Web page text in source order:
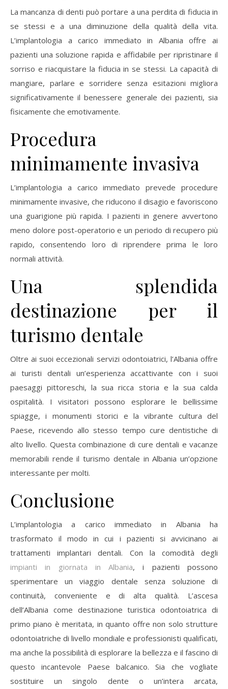
La mancanza di denti può portare a una perdita di fiducia in
se stessi e a una diminuzione della qualità della vita.
L’implantologia a carico immediato in Albania offre ai
pazienti una soluzione rapida e affidabile per ripristinare il
sorriso e riacquistare la fiducia in se stessi. La capacità di
mangiare, parlare e sorridere senza esitazioni migliora
significativamente il benessere generale dei pazienti, sia
fisicamente che emotivamente.
Procedura
minimamente invasiva
L’implantologia a carico immediato prevede procedure
minimamente invasive, che riducono il disagio e favoriscono
una guarigione più rapida. I pazienti in genere avvertono
meno dolore post-operatorio e un periodo di recupero più
rapido, consentendo loro di riprendere prima le loro
normali attività.
Una splendida
destinazione per il
turismo dentale
Oltre ai suoi eccezionali servizi odontoiatrici, l’Albania offre
ai turisti dentali un’esperienza accattivante con i suoi
paesaggi pittoreschi, la sua ricca storia e la sua calda
ospitalità. I visitatori possono esplorare le bellissime
spiagge, i monumenti storici e la vibrante cultura del
Paese, ricevendo allo stesso tempo cure dentistiche di
alto livello. Questa combinazione di cure dentali e vacanze
memorabili rende il turismo dentale in Albania un’opzione
interessante per molti.
Conclusione
L’implantologia a carico immediato in Albania ha
trasformato il modo in cui i pazienti si avvicinano ai
trattamenti implantari dentali. Con la comodità degli
impianti in giornata in Albania, i pazienti possono
sperimentare un viaggio dentale senza soluzione di
continuità, conveniente e di alta qualità. L’ascesa
dell’Albania come destinazione turistica odontoiatrica di
primo piano è meritata, in quanto offre non solo strutture
odontoiatriche di livello mondiale e professionisti qualificati,
ma anche la possibilità di esplorare la bellezza e il fascino di
questo incantevole Paese balcanico. Sia che vogliate
sostituire un singolo dente o un’intera arcata,